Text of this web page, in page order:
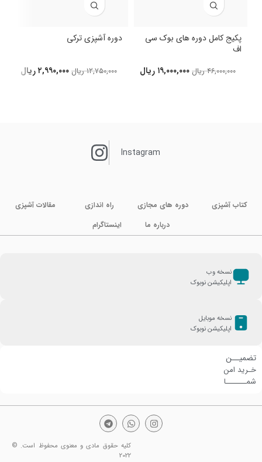
پکیج کامل دوره های بوک سی
اف
۴۶,۰۰۰,۰۰۰ ریال ۱۹,۰۰۰,۰۰۰ ریال
دوره آشپزی ترکی
۱۲,۷۵۰,۰۰۰ ریال ۲,۹۹۰,۰۰۰ریال
Instagram
کتاب آشپزی دوره های مجازی راه اندازی
مقالات آشپزی
درباره ما
اینستاگرام
نسخه وب
اپلیکیشن نوبوک
نسخه موبایل
اپلیکیشن نوبوک
تضمیــن
خـرید امن
شمـــــــا
کلیه حقوق مادی و معنوی محفوظ است. ©
2022